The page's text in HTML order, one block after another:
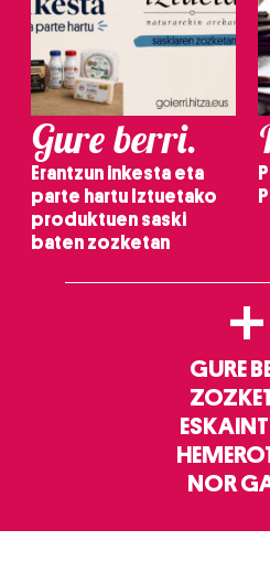
Gure berri.
Erantzun inkesta eta
parte hartu Iztuetako
produktuen saski
baten zozketan
+
GURE
NOR